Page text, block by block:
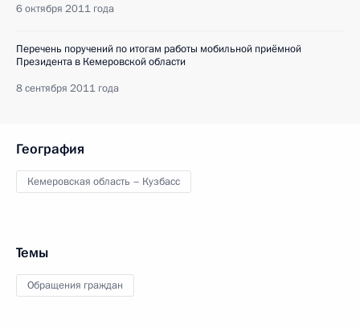
6 октября 2011 года
Перечень поручений по итогам работы мобильной приёмной
Президента в Кемеровской области
8 сентября 2011 года
География
Кемеровская область – Кузбасс
Темы
Обращения граждан